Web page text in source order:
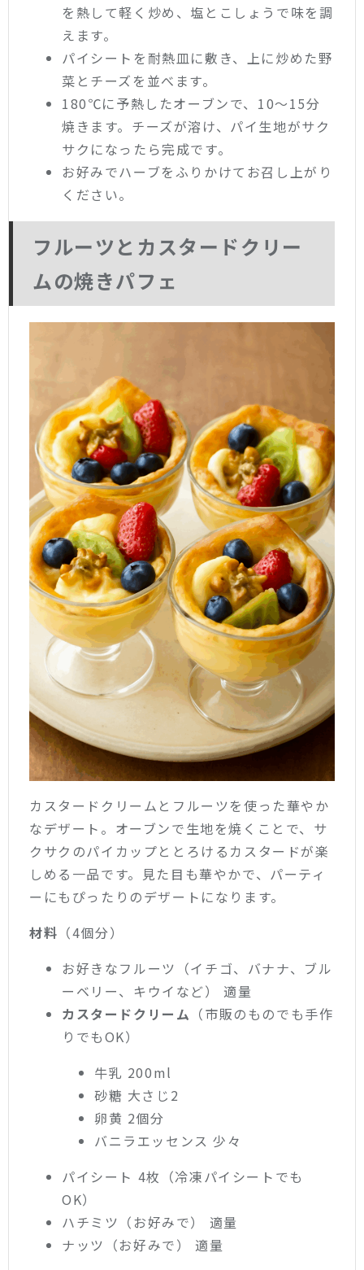
を熱して軽く炒め、塩とこしょうで味を調
えます。
パイシートを耐熱皿に敷き、上に炒めた野
菜とチーズを並べます。
180℃に予熱したオーブンで、10〜15分
焼きます。チーズが溶け、パイ生地がサク
サクになったら完成です。
お好みでハーブをふりかけてお召し上がり
ください。
フルーツとカスタードクリー
ムの焼きパフェ
カスタードクリームとフルーツを使った華やか
なデザート。オーブンで生地を焼くことで、サ
クサクのパイカップととろけるカスタードが楽
しめる一品です。見た目も華やかで、パーティ
ーにもぴったりのデザートになります。
材料 （4個分）
お好きなフルーツ（イチゴ、バナナ、ブル
ーベリー、キウイなど） 適量
カスタードクリーム （市販のものでも手作
りでもOK）
牛乳 200ml
砂糖 大さじ2
卵黄 2個分
バニラエッセンス 少々
パイシート 4枚（冷凍パイシートでも
OK）
ハチミツ（お好みで） 適量
ナッツ（お好みで） 適量